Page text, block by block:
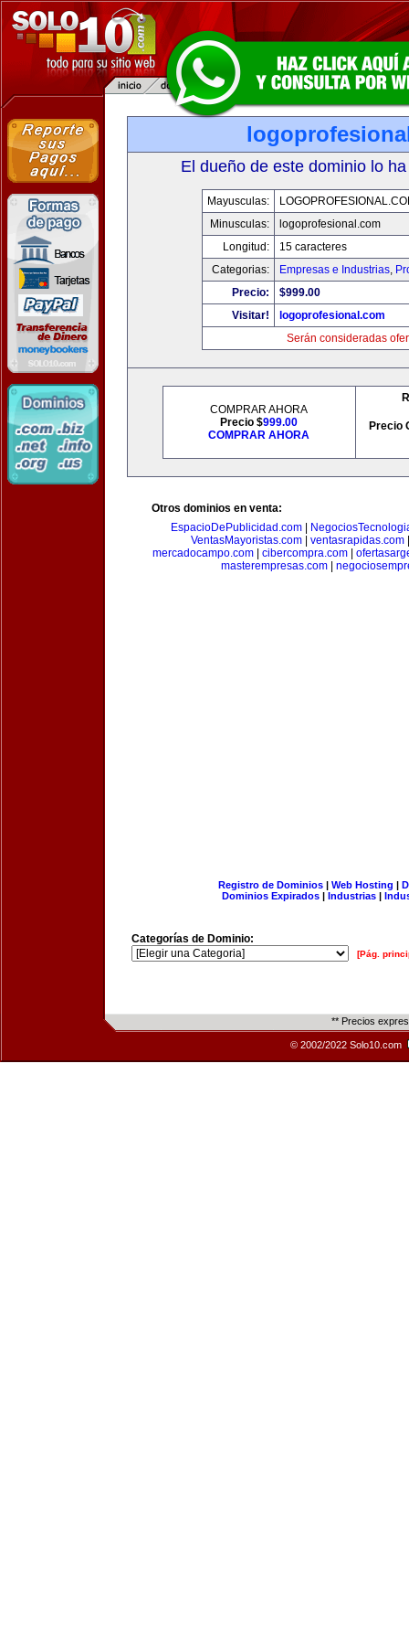
El dueño de este dominio lo
Mayusculas:
Minusculas:
logoprofesional.com
Longitud:
15 caracteres
Categorias:
Empresas e Industrias,
Precio:
$999.00
Visitar!
logoprofesional.com
Serán consideradas
COMPRAR AHORA
Precio $999.00
COMPRAR AHORA
Precio
Otros dominios en venta:
EspacioDePublicidad.com|
VentasMayoristas.com
ventasrapidas.com
mercadocampo.com
cibercompra.com
masterempresas.com|
Registro de Dominios| Web Hosting |
Dominios Expirados | Industrias |
Categorías de Dominio:
[Pág.
** Precios
© 2002/2022 Solo10.com